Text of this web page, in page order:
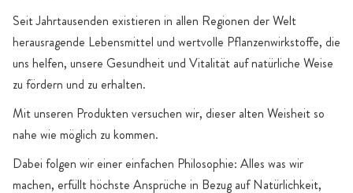
Seit Jahrtausenden existieren in allen Regionen der Welt
herausragende Lebensmittel und wertvolle Pflanzenwirkstoffe, die
uns helfen, unsere Gesundheit und Vitalität auf natürliche Weise
zu fördern und zu erhalten.
Mit unseren Produkten versuchen wir, dieser alten Weisheit so
nahe wie möglich zu kommen.
Dabei folgen wir einer einfachen Philosophie: Alles was wir
machen, erfüllt höchste Ansprüche in Bezug auf Natürlichkeit,